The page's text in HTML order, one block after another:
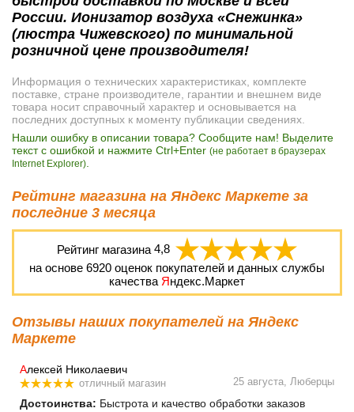
России. Ионизатор воздуха «Снежинка»
(люстра Чижевского) по минимальной
розничной цене производителя!
Информация о технических характеристиках, комплекте
поставке, стране производителе, гарантии и внешнем виде
товара носит справочный характер и основывается на
последних доступных к моменту публикации сведениях.
Нашли ошибку в описании товара? Сообщите нам! Выделите
текст с ошибкой и нажмите Ctrl+Enter (не работает в браузерах
Internet Explorer)
Рейтинг магазина на Яндекс Маркете за
последние 3 месяца
Рейтинг магазина 4,8
на основе 6920 оценок покупателей и данных службы
качества Яндекс.Маркет
Отзывы наших покупателей на Яндекс
Маркете
Алексей Николаевич
отличный магазин 25 августа, Люберцы
Достоинства: Быстрота и качество обработки заказов